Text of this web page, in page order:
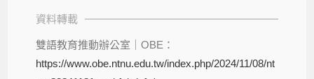
資料轉載
雙語教育推動辦公室｜OBE：
https://www.obe.ntnu.edu.tw/index.php/2024/11/08/nt